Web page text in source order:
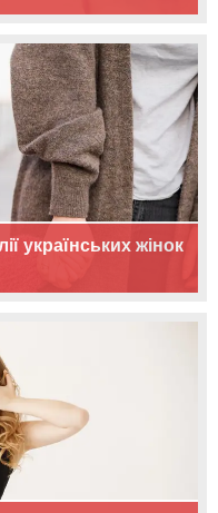
українських жінок